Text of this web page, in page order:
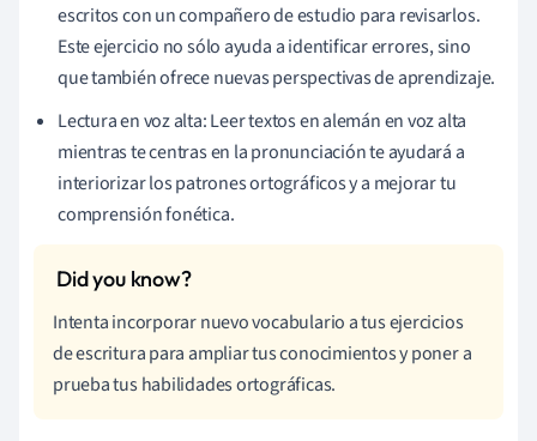
escritos con un compañero de estudio para revisarlos.
Este ejercicio no sólo ayuda a identificar errores, sino
que también ofrece nuevas perspectivas de aprendizaje.
Lectura en voz alta: Leer textos en alemán en voz alta
mientras te centras en la pronunciación te ayudará a
interiorizar los patrones ortográficos y a mejorar tu
comprensión fonética.
Intenta incorporar nuevo vocabulario a tus ejercicios
de escritura para ampliar tus conocimientos y poner a
prueba tus habilidades ortográficas.